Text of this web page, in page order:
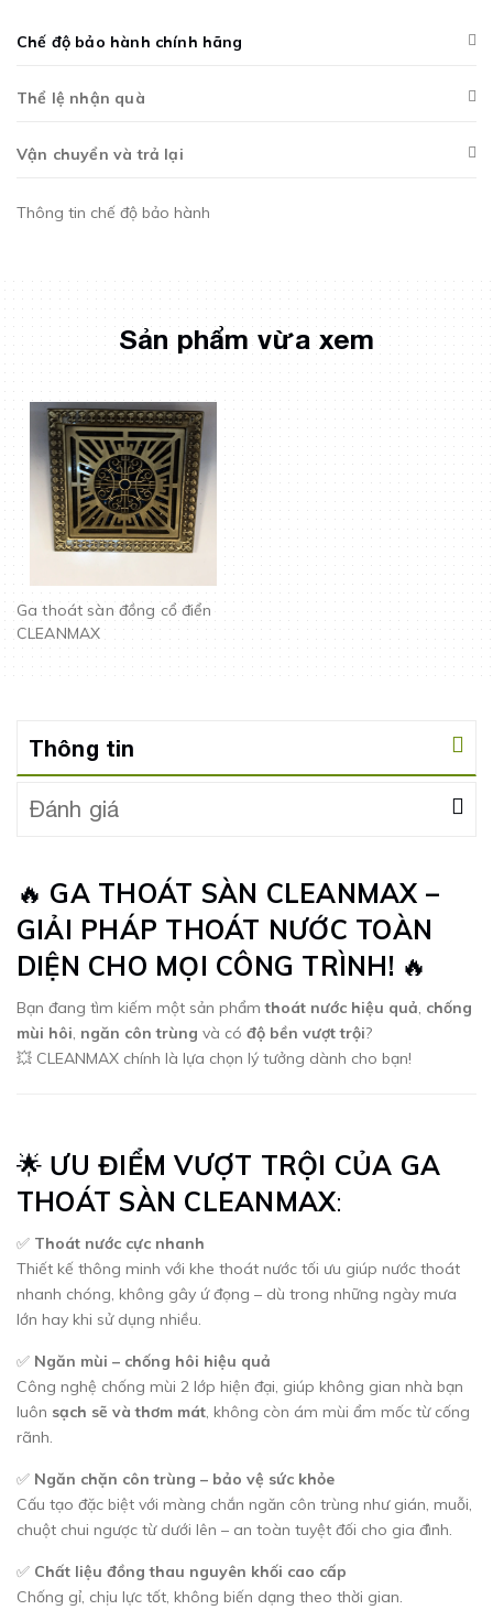
Chế độ bảo hành chính hãng
Thể lệ nhận quà
Vận chuyển và trả lại
Thông tin chế độ bảo hành
Sản phẩm vừa xem
Ga thoát sàn đồng cổ điển
CLEANMAX
Thông tin
Đánh giá
🔥 GA THOÁT SÀN CLEANMAX –
GIẢI PHÁP THOÁT NƯỚC TOÀN
DIỆN CHO MỌI CÔNG TRÌNH!🔥
Bạn đang tìm kiếm một sản phẩmthoát nước hiệu quả, chống
mùi hôi, ngăn côn trùng và có độ bền vượt trội?
💥 CLEANMAX chính là lựa chọn lý tưởng dành cho bạn!
🌟 ƯU ĐIỂM VƯỢT TRỘI CỦA GA
THOÁT SÀN CLEANMAX:
✅ Thoát nước cực nhanh
Thiết kế thông minh với khe thoát nước tối ưu giúp nước thoát
nhanh chóng, không gây ứ đọng – dù trong những ngày mưa
lớn hay khi sử dụng nhiều.
✅ Ngăn mùi – chống hôi hiệu quả
Công nghệ chống mùi 2 lớp hiện đại, giúp không gian nhà bạn
luôn sạch sẽ và thơm mát, không còn ám mùi ẩm mốc từ cống
rãnh.
✅ Ngăn chặn côn trùng – bảo vệ sức khỏe
Cấu tạo đặc biệt với màng chắn ngăn côn trùng như gián, muỗi,
chuột chui ngược từ dưới lên – an toàn tuyệt đối cho gia đình.
✅ Chất liệu đồng thau nguyên khối cao cấp
Chống gỉ, chịu lực tốt, không biến dạng theo thời gian.